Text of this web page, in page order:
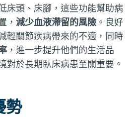
床頭、床腳，這些功能幫助病
， 減少血液滯留的風險 。良好
輕關節疾病帶來的不適，同時
，進一步提升他們的生活品
對於長期臥床病患至關重要。
勢